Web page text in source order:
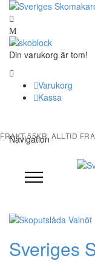
Din varukorg är tom!
Varukorg
Kassa
Navigation
FRAKT 55KR. ALLTID
Sveriges